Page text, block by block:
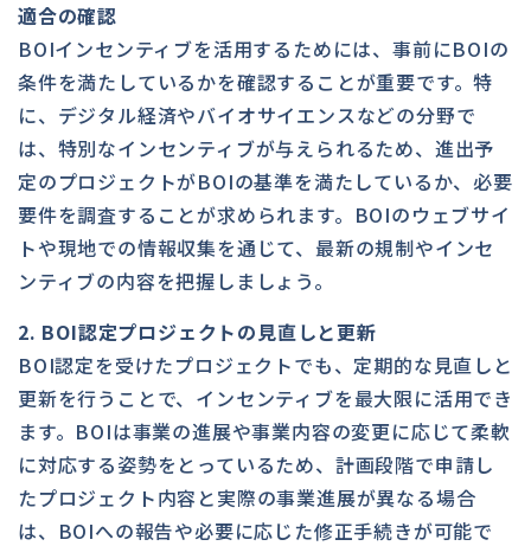
適合の確認
BOIインセンティブを活用するためには、事前にBOIの
条件を満たしているかを確認することが重要です。特
に、デジタル経済やバイオサイエンスなどの分野で
は、特別なインセンティブが与えられるため、進出予
定のプロジェクトがBOIの基準を満たしているか、必要
要件を調査することが求められます。BOIのウェブサイ
トや現地での情報収集を通じて、最新の規制やインセ
ンティブの内容を把握しましょう。
2. BOI認定プロジェクトの見直しと更新
BOI認定を受けたプロジェクトでも、定期的な見直しと
更新を行うことで、インセンティブを最大限に活用でき
ます。BOIは事業の進展や事業内容の変更に応じて柔軟
に対応する姿勢をとっているため、計画段階で申請し
たプロジェクト内容と実際の事業進展が異なる場合
は、BOIへの報告や必要に応じた修正手続きが可能で